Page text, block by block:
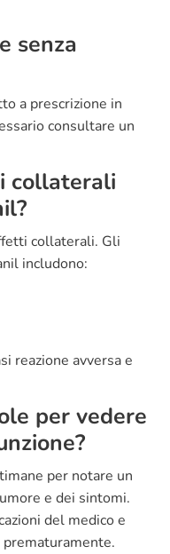
senza
a prescrizione in
consultare un
collaterali
collaterali. Gli
includono:
reazione avversa e
per vedere
per notare un
e dei sintomi.
del medico e